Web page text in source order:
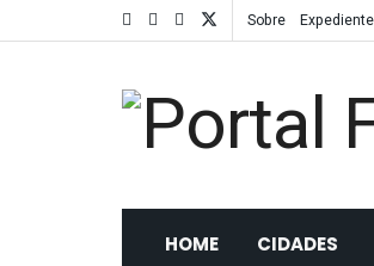
Sobre Expediente
HOME CIDADES